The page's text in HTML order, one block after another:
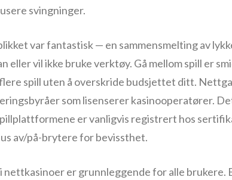
svingninger.
var fantastisk — en sammensmelting av
eller vil ikke bruke verktøy. Gå mellom spill er
spill uten å overskride budsjettet ditt.
som lisenserer kasinooperatører.
er vanligvis registrert hos
av/på-brytere for bevissthet.
nettkasinoer er grunnleggende for alle brukere.